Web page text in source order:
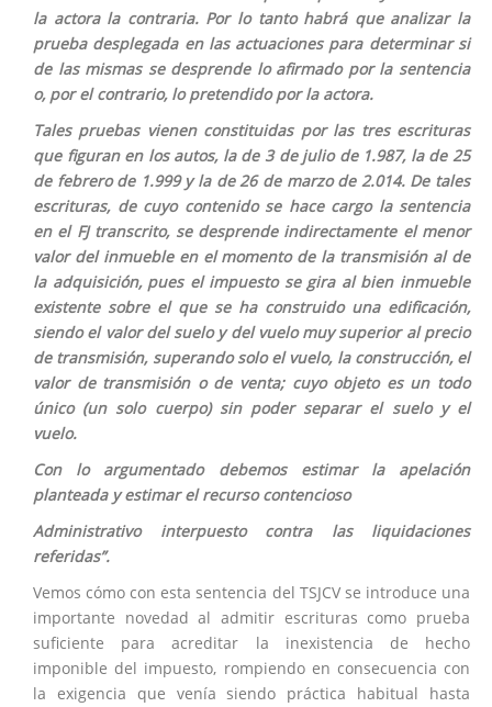
la actora la contraria. Por lo tanto habrá que analizar la
prueba desplegada en las actuaciones para determinar si
de las mismas se desprende lo afirmado por la sentencia
o, por el contrario, lo pretendido por la actora.
Tales pruebas vienen constituidas por las tres escrituras
que figuran en los autos, la de 3 de julio de 1.987, la de 25
de febrero de 1.999 y la de 26 de marzo de 2.014. De tales
escrituras, de cuyo contenido se hace cargo la sentencia
en el FJ transcrito, se desprende indirectamente el menor
valor del inmueble en el momento de la transmisión al de
la adquisición, pues el impuesto se gira al bien inmueble
existente sobre el que se ha construido una edificación,
siendo el valor del suelo y del vuelo muy superior al precio
de transmisión, superando solo el vuelo, la construcción, el
valor de transmisión o de venta; cuyo objeto es un todo
único (un solo cuerpo) sin poder separar el suelo y el
vuelo.
Con lo argumentado debemos estimar la apelación
planteada y estimar el recurso contencioso
Administrativo interpuesto contra las liquidaciones
referidas”.
Vemos cómo con esta sentencia del TSJCV se introduce una
importante novedad al admitir escrituras como prueba
suficiente para acreditar la inexistencia de hecho
imponible del impuesto, rompiendo en consecuencia con
la exigencia que venía siendo práctica habitual hasta